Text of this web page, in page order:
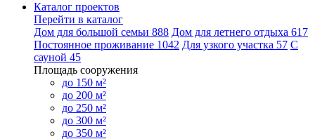
Каталог проектов
Перейти в каталог
Дом для большой семьи 888 Дом для летнего отдыха 617
Постоянное проживание 1042 Для узкого участка 57 С
сауной 45
Площадь сооружения
до 150 м²
до 200 м²
до 250 м²
до 300 м²
до 350 м²